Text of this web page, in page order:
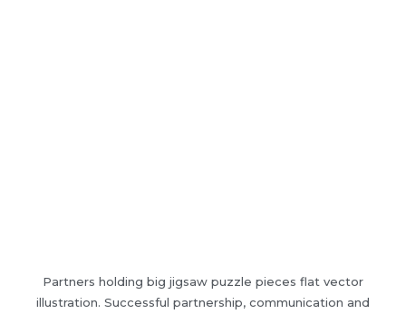
Partners holding big jigsaw puzzle pieces flat vector
illustration. Successful partnership, communication and